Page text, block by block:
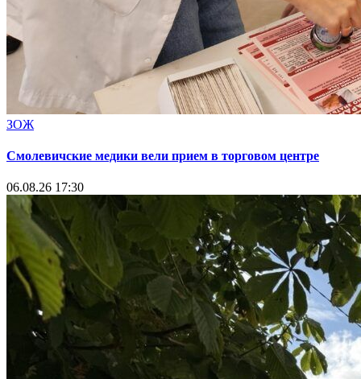
ЗОЖ
Смолевичские медики вели прием в торговом центре
06.08.26 17:30